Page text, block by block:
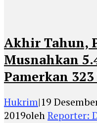
Akhir Tahun,
Musnahkan
Pamerkan
Hukrim|19
2019olehReporter: